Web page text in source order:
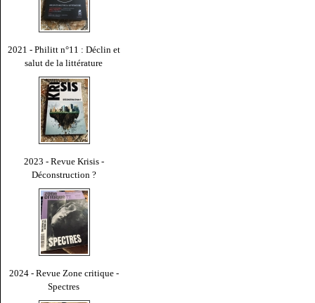
2021 - Philitt n°11 : Déclin et
salut de la littérature
2023 - Revue Krisis -
Déconstruction ?
2024 - Revue Zone critique -
Spectres